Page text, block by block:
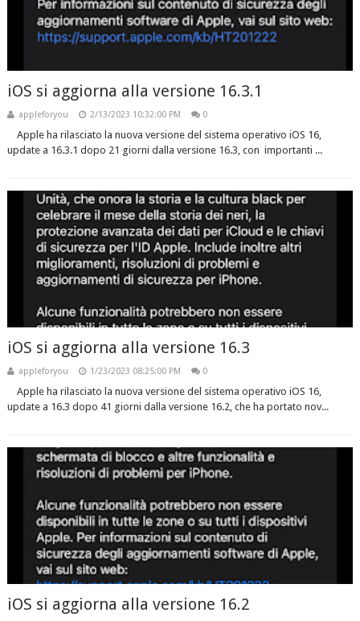
iOS si aggiorna alla versione 16.3.1
appleforyou 2/13/2023 10:32:00 PM 0
Apple ha rilasciato la nuova versione del sistema operativo iOS 16,
update a 16.3.1 dopo 21 giorni dalla versione 16.3, con importanti ...
iOS si aggiorna alla versione 16.3
appleforyou 1/23/2023 08:25:00 PM 0
Apple ha rilasciato la nuova versione del sistema operativo iOS 16,
update a 16.3 dopo 41 giorni dalla versione 16.2, che ha portato nov...
iOS si aggiorna alla versione 16.2